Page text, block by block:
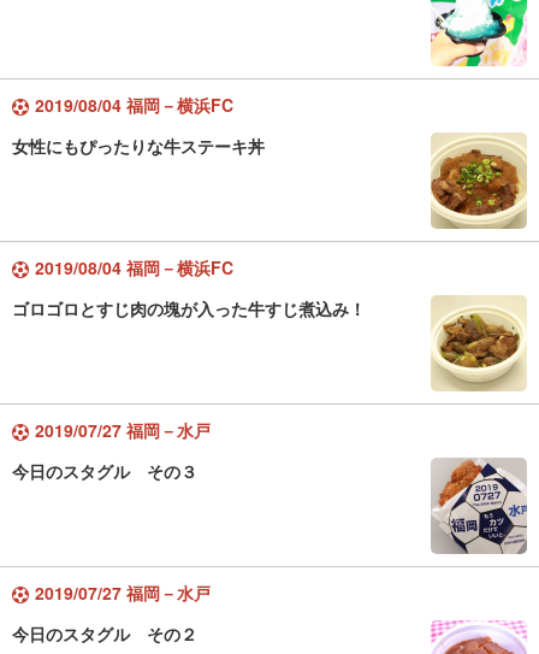
2019/08/04 福岡－横浜FC
女性にもぴったりな牛ステーキ丼
2019/08/04 福岡－横浜FC
ゴロゴロとすじ肉の塊が入った牛すじ煮込み！
2019/07/27 福岡－水戸
今日のスタグル その３
2019/07/27 福岡－水戸
今日のスタグル その２